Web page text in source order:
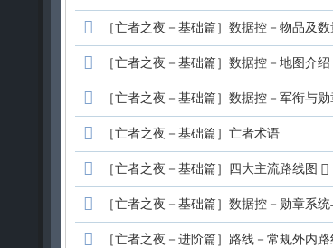
［亡者之夜－基础篇］数据控－物品及数
［亡者之夜－基础篇］数据控－地图介绍
［亡者之夜－基础篇］数据控－军衔与
［亡者之夜－基础篇］亡者术语
［亡者之夜－基础篇］四大主流路线图
［亡者之夜－基础篇］数据控－勋章系
［亡者之夜－进阶篇］路线－常规外内